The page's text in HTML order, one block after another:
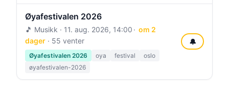
Øyafestivalen 2026
🎵 Musikk · 11. aug. 2026, 14:00
om 2
dager · 55 venter
Øyafestivalen 2026 oya festival
oslo
øyafestivalen-2026
🔔